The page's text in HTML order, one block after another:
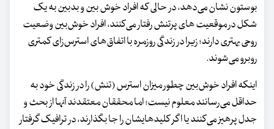
بوستون نشان می‌دهد، در حالی که افراد خوش بین و بدبین به یک
شکل در موقعیت های پرتنش رفتار می‌کنند، افراد خوش‌بین وضعیت
روحی بهتری دارند؛ زیرا در زندگی روزمره با اتفاق‌های استرس‌زای کمتری
روبرو می‌شوند.
اینکه افراد خوش‌بین چطور میزان استرس (تنش) را در زندگی خود به
حداقل می‌رسانند معلوم نیست؛ اما محققان معتقدند آنها از بحث و
جدل پرهیز می‌کنند یا اگر کلیدهایشان را جا بگذارند، در ترافیک گرفتار